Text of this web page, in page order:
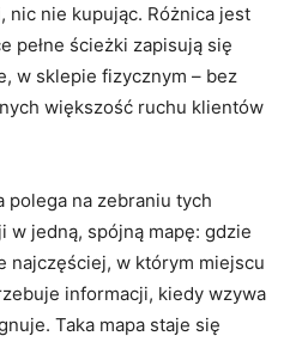
nie kupując. Różnica jest
pełne ścieżki zapisują się
w sklepie fizycznym – bez
większość ruchu klientów
polega na zebraniu tych
jedną, spójną mapę: gdzie
najczęściej, w którym miejscu
informacji, kiedy wzywa
Taka mapa staje się